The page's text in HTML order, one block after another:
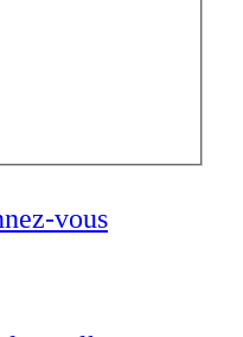
vous